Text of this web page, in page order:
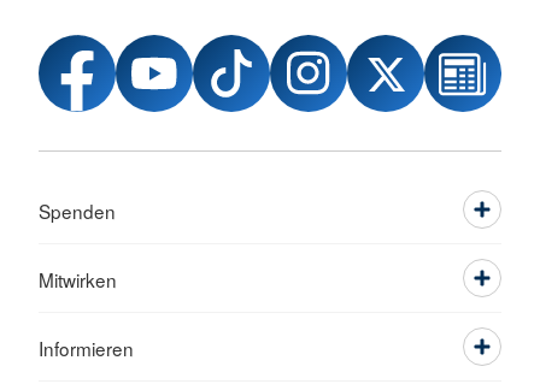
Spenden
Mitwirken
Informieren